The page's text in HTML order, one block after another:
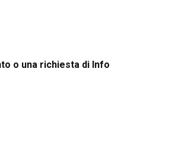
o una richiesta di Info